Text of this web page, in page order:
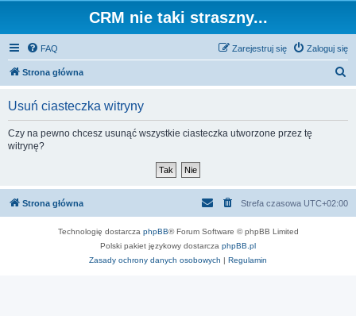
CRM nie taki straszny...
FAQ Zaloguj się
Zarejestruj się
Strona główna
Usuń ciasteczka witryny
Czy na pewno chcesz usunąć wszystkie ciasteczka utworzone przez tę
witrynę?
Strona główna Strefa czasowa UTC+02:00
Technologię dostarcza phpBB® Forum Software © phpBB Limited
Polski pakiet językowy dostarcza phpBB.pl
Zasady ochrony danych osobowych | Regulamin